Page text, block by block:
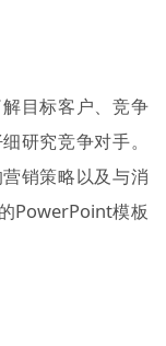
目标客户、竞争
研究竞争对手。
销策略以及与消
PowerPoint模板